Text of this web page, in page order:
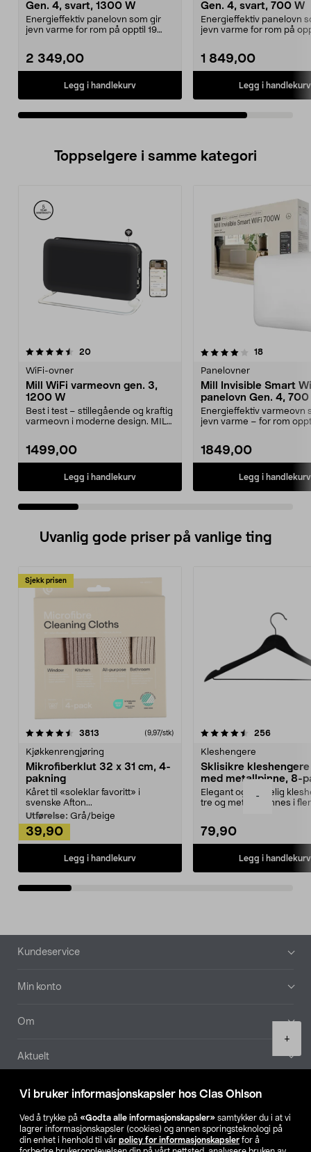
Vi bruker informasjonskapsler hos Clas Ohlson
Ved å trykke på «Godta alle informasjonskapsler» samtykker du i at vi
lagrer informasjonskapsler (cookies) og annen sporingsteknologi på
din enhet i henhold til vår policy for informasjonskapsler for å
-
+
Gen. 4, svart, 1300 W
Energieffektiv panelovn som gir
jevn varme for rom på opptil 19
2 349,00
Legg i handlekurv
Gen. 4, svart, 700 W
Energieffektiv panelovn
jevn varme for rom på
1 849,00
Legg i handlekurv
Toppselgere i samme kategori
20anmeldelser
WiFi-ovner
Mill WiFi varmeovn gen. 3,
1200 W
Best i test – stillegående og kraftig
varmeovn i moderne design. MILL
1499,00
Legg i handlekurv
4.0 av 5 stjerner 18anmeldelser
Panelovner
Mill Invisible Smart
panelovn Gen. 4, 700
Energieffektiv varmeovn
jevn varme – for rom
1849,00
Legg i handlekurv
4.5 av 5 stjerner
Uvanlig gode priser på vanlige ting
Sjekk prisen
3813 anmeldelser(9,97/stk)
Kjøkkenrengjøring
Mikrofiberklut 32 x 31 cm, 4-
pakning
Kåret til «soleklar favoritt» i
svenske Afton...
Utførelse: Grå/beige
39,90
Legg i handlekurv
4.5av 5 stjerner 256
Kleshengere
Sklisikre
med metallpinne, 8-
Elegant og skikkelig
tre og metall – finnes i
79,90
Legg i handlekurv
4.5av 5 stjerner
Bunntekst
Kundeservice
Min konto
Om
Aktuelt
Våre selskaper
Finn din butikk